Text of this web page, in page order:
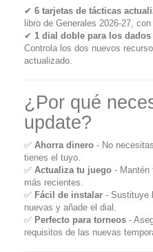
✔ 6 tarjetas de tácticas
libro de Generales 2026-27,
✔ 1 dial doble para los
Controla los dos nuevos
actualizado.
¿Por qué
update?
✅ Ahorra dinero - No
tienes el tuyo.
✅ Actualiza tu juego - Mantén
más recientes.
✅ Fácil de instalar - Sustituye
nuevas y añade el dial.
✅ Perfecto para torneos -
requisitos de las nuevas